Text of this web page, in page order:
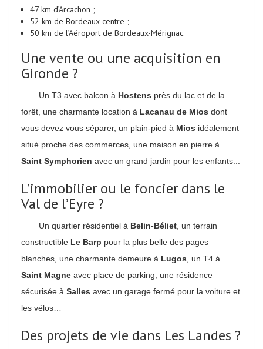
47 km d’Arcachon ;
52 km de Bordeaux centre ;
50 km de l’Aéroport de Bordeaux-Mérignac.
Une vente ou une acquisition en
Gironde ?
Un T3 avec balcon à Hostens près du lac et de la
forêt, une charmante location à Lacanau de Mios dont
vous devez vous séparer, un plain-pied à Mios idéalement
situé proche des commerces, une maison en pierre à
Saint Symphorien avec un grand jardin pour les enfants...
L’immobilier ou le foncier dans le
Val de l’Eyre ?
Un quartier résidentiel à Belin-Béliet , un terrain
constructible Le Barp pour la plus belle des pages
blanches, une charmante demeure à Lugos , un T4 à
Saint Magne avec place de parking, une résidence
sécurisée à Salles avec un garage fermé pour la voiture et
les vélos…
Des projets de vie dans Les Landes ?